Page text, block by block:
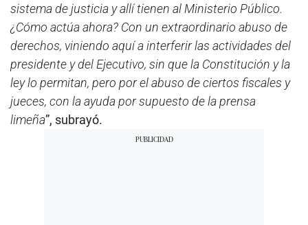
sistema de justicia y allí tienen al Ministerio Público.
¿Cómo actúa ahora? Con un extraordinario abuso de
derechos, viniendo aquí a interferir las actividades del
presidente y del Ejecutivo, sin que la Constitución y la
ley lo permitan, pero por el abuso de ciertos fiscales y
jueces, con la ayuda por supuesto de la prensa
limeña”, subrayó.